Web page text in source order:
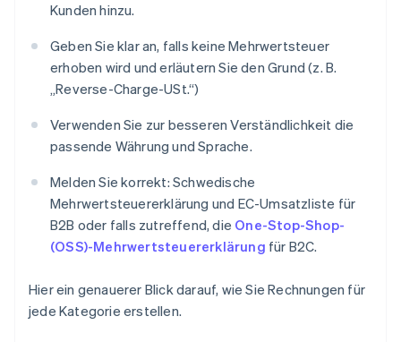
Kunden hinzu.
Geben Sie klar an, falls keine Mehrwertsteuer
erhoben wird und erläutern Sie den Grund (z. B.
„Reverse-Charge-USt.“)
Verwenden Sie zur besseren Verständlichkeit die
passende Währung und Sprache.
Melden Sie korrekt: Schwedische
Mehrwertsteuererklärung und EC-Umsatzliste für
B2B oder falls zutreffend, die One-Stop-Shop-
(OSS)-Mehrwertsteuererklärung für B2C.
Hier ein genauerer Blick darauf, wie Sie Rechnungen für
jede Kategorie erstellen.